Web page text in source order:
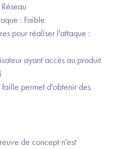
: Faible
pour réaliser l'attaque :
ayant accès au produit
permet d'obtenir des
de concept n'est